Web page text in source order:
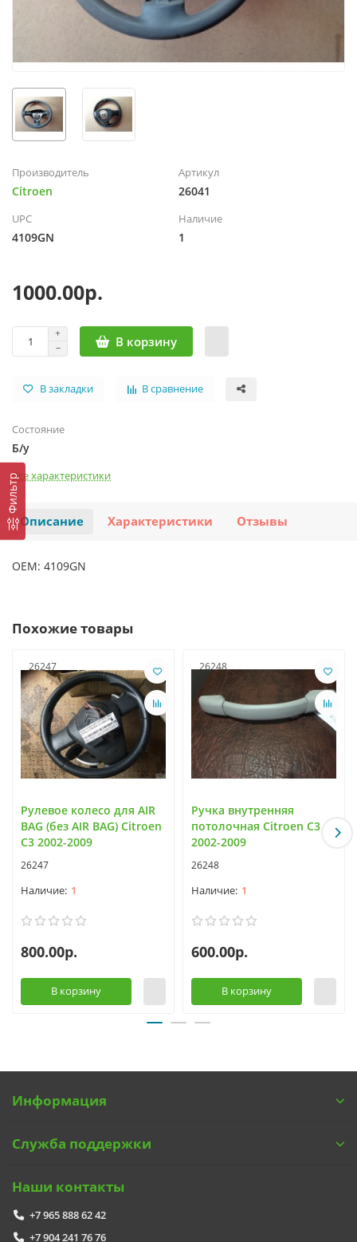
Фильтр
Производитель
Citroen
Артикул
26041
UPC
4109GN
Наличие
1
1000.00р.
В корзину
В закладки В сравнение
Состояние
Б/у
Все характеристики
Описание Характеристики Отзывы
OEM: 4109GN
Похожие товары
26247
Рулевое колесо для AIR
BAG (без AIR BAG) Citroen
C3 2002-2009
26247
1
800.00р.
В корзину
26248
Ручка внутренняя
потолочная Citroen C3
2002-2009
26248
1
600.00р.
В корзину
Информация
Служба поддержки
Наши контакты
+7 965 888 62 42
+7 904 241 76 76